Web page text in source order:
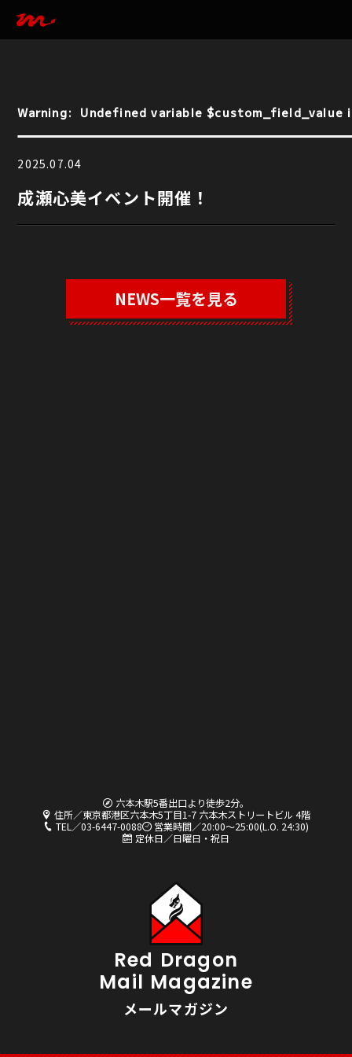
Warning:  Undefined variable $custom_field_value
Warning:  Undefined variable $custom_field_value
2025.07.04
成瀬心美イベント開催！
NEWS一覧を見る
六本木駅5番出口より徒歩2分。
住所／東京都港区六本木5丁目1-7 六本木ストリートビル 4階
TEL／03-6447-0088
営業時間／20:00〜25:00(L.O. 24:30)
定休日／日曜日・祝日
Red Dragon
Mail Magazine
メールマガジン